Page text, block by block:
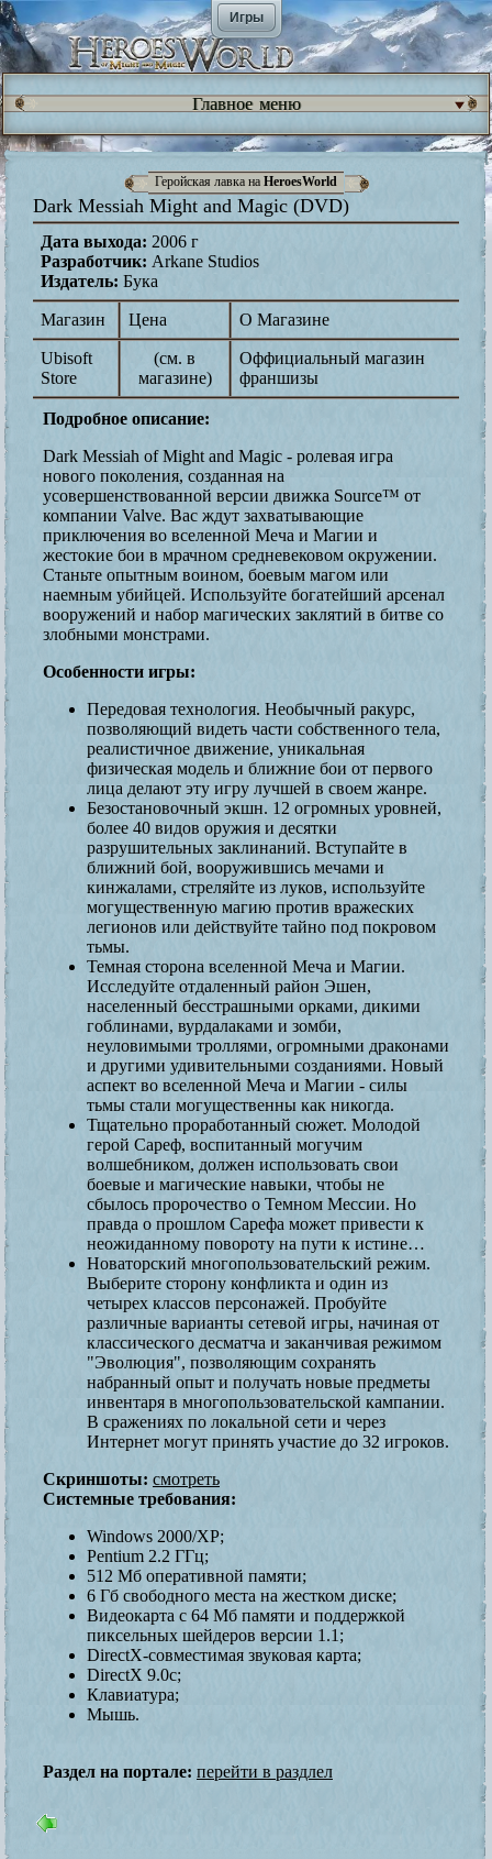
Игры
Главное меню
Геройская лавка на HeroesWorld
Dark Messiah Might and Magic (DVD)
Дата выхода: 2006 г
Разработчик: Arkane Studios
Издатель: Бука
Магазин Цена О Магазине
Ubisoft
Store
(см. в
магазине)
Оффициальный магазин
франшизы
Подробное описание:
Dark Messiah of Might and Magic - ролевая игра
нового поколения, созданная на
усовершенствованной версии движка Source™ от
компании Valve. Вас ждут захватывающие
приключения во вселенной Меча и Магии и
жестокие бои в мрачном средневековом окружении.
Станьте опытным воином, боевым магом или
наемным убийцей. Используйте богатейший арсенал
вооружений и набор магических заклятий в битве со
злобными монстрами.
Особенности игры:
Передовая технология. Необычный ракурс,
позволяющий видеть части собственного тела,
реалистичное движение, уникальная
физическая модель и ближние бои от первого
лица делают эту игру лучшей в своем жанре.
Безостановочный экшн. 12 огромных уровней,
более 40 видов оружия и десятки
разрушительных заклинаний. Вступайте в
ближний бой, вооружившись мечами и
кинжалами, стреляйте из луков, используйте
могущественную магию против вражеских
легионов или действуйте тайно под покровом
тьмы.
Темная сторона вселенной Меча и Магии.
Исследуйте отдаленный район Эшен,
населенный бесстрашными орками, дикими
гоблинами, вурдалаками и зомби,
неуловимыми троллями, огромными драконами
и другими удивительными созданиями. Новый
аспект во вселенной Меча и Магии - силы
тьмы стали могущественны как никогда.
Тщательно проработанный сюжет. Молодой
герой Сареф, воспитанный могучим
волшебником, должен использовать свои
боевые и магические навыки, чтобы не
сбылось пророчество о Темном Мессии. Но
правда о прошлом Сарефа может привести к
неожиданному повороту на пути к истине…
Новаторский многопользовательский режим.
Выберите сторону конфликта и один из
четырех классов персонажей. Пробуйте
различные варианты сетевой игры, начиная от
классического десматча и заканчивая режимом
"Эволюция", позволяющим сохранять
набранный опыт и получать новые предметы
инвентаря в многопользовательской кампании.
В сражениях по локальной сети и через
Интернет могут принять участие до 32 игроков.
Скриншоты: смотреть
Системные требования:
Windows 2000/XP;
Pentium 2.2 ГГц;
512 Мб оперативной памяти;
6 Гб свободного места на жестком диске;
Видеокарта с 64 Мб памяти и поддержкой
пиксельных шейдеров версии 1.1;
DirectX-совместимая звуковая карта;
DirectX 9.0с;
Клавиатура;
Мышь.
Раздел на портале: перейти в раздлел